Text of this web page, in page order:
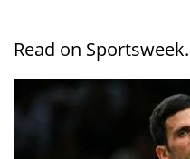
Read on